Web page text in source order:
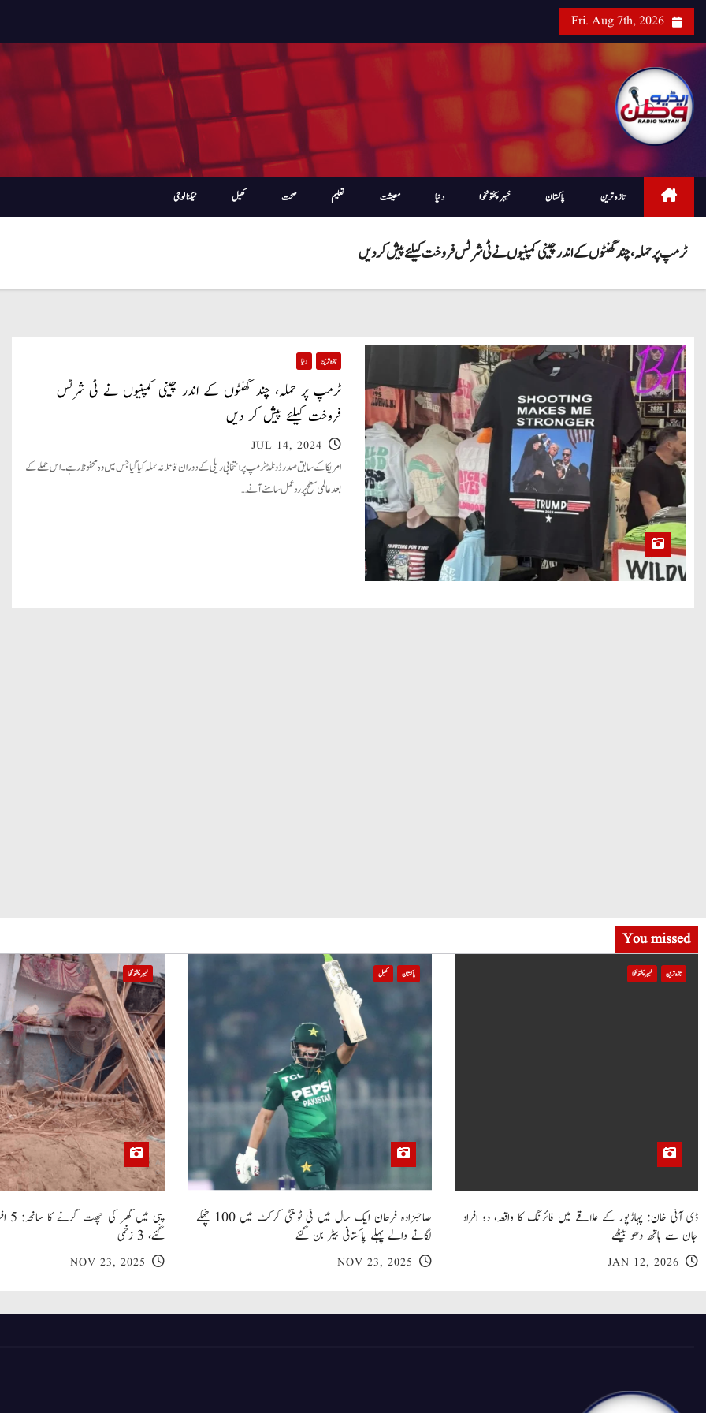
i
Fri. Aug 7th, 2026
تازہ ترین پاکستان خیبرپختونخوا دنیا معیشت تعلیم صحت کھیل ٹیکنالوجی
ٹرمپ پر حملہ، چند گھنٹوں کے اندر چینی کمپنیوں نے ٹی شرٹس فروخت کیلئے پیش کر دیں
تازہ ترین دنیا
ٹرمپ پر حملہ، چند گھنٹوں کے اندر چینی کمپنیوں نے ٹی شرٹس
فروخت کیلئے پیش کر دیں
JUL 14, 2024
امریکا کے سابق صدر ڈونلڈ ٹرمپ پر انتخابی ریلی کے دوران قاتلانہ حملہ کیا گیا جس میں وہ محفوظ رہے۔ اس حملے کے
بعد عالمی سطح پر ردعمل سامنے آنے…
You missed
تازہ ترین خیبر پختونخوا
ڈی آئی خان: پہاڑپور کے علاقے میں فائرنگ کا واقعہ، دو افراد
جان سے ہاتھ دھو بیٹھے
JAN 12, 2026
پاکستان کھیل
صاحبزادہ فرحان ایک سال میں ٹی ٹوئنٹی کرکٹ میں 100 چھکے
لگانے والے پہلے پاکستانی بیٹر بن گئے
NOV 23, 2025
خیبر پختونخوا
گئے، 3 زخمی
NOV 23, 2025